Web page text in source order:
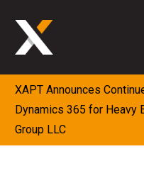
Aller
contenu
XAPT Announces
Dynamics 365 for Heavy
Group LLC